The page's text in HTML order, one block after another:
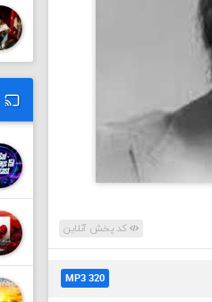
کد پخش آنلاین
MP3 320